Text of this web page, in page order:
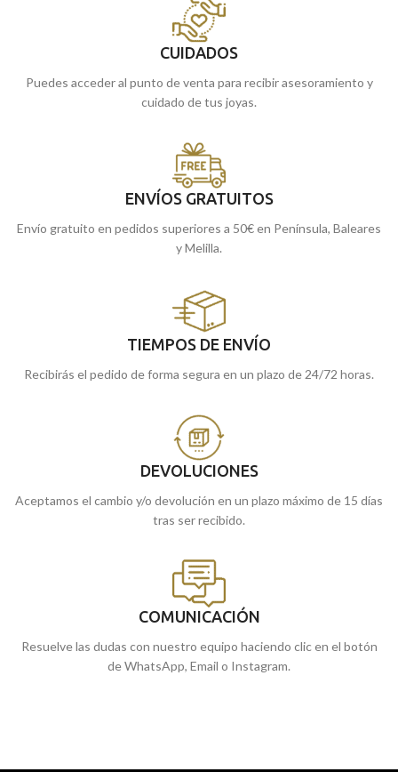
CUIDADOS
Puedes acceder al punto de venta para recibir asesoramiento y
cuidado de tus joyas.
ENVÍOS GRATUITOS
Envío gratuito en pedidos superiores a 50€ en Península, Baleares
y Melilla.
TIEMPOS DE ENVÍO
Recibirás el pedido de forma segura en un plazo de 24/72 horas.
DEVOLUCIONES
Aceptamos el cambio y/o devolución en un plazo máximo de 15 días
tras ser recibido.
COMUNICACIÓN
Resuelve las dudas con nuestro equipo haciendo clic en el botón
de WhatsApp, Email o Instagram.